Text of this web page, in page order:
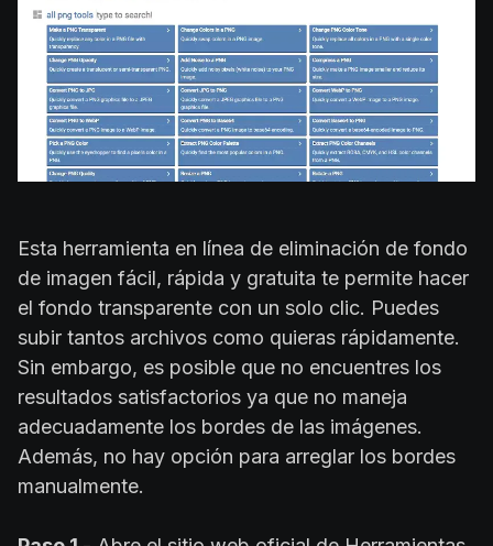
Esta herramienta en línea de eliminación de fondo
de imagen fácil, rápida y gratuita te permite hacer
el fondo transparente con un solo clic. Puedes
subir tantos archivos como quieras rápidamente.
Sin embargo, es posible que no encuentres los
resultados satisfactorios ya que no maneja
adecuadamente los bordes de las imágenes.
Además, no hay opción para arreglar los bordes
manualmente.